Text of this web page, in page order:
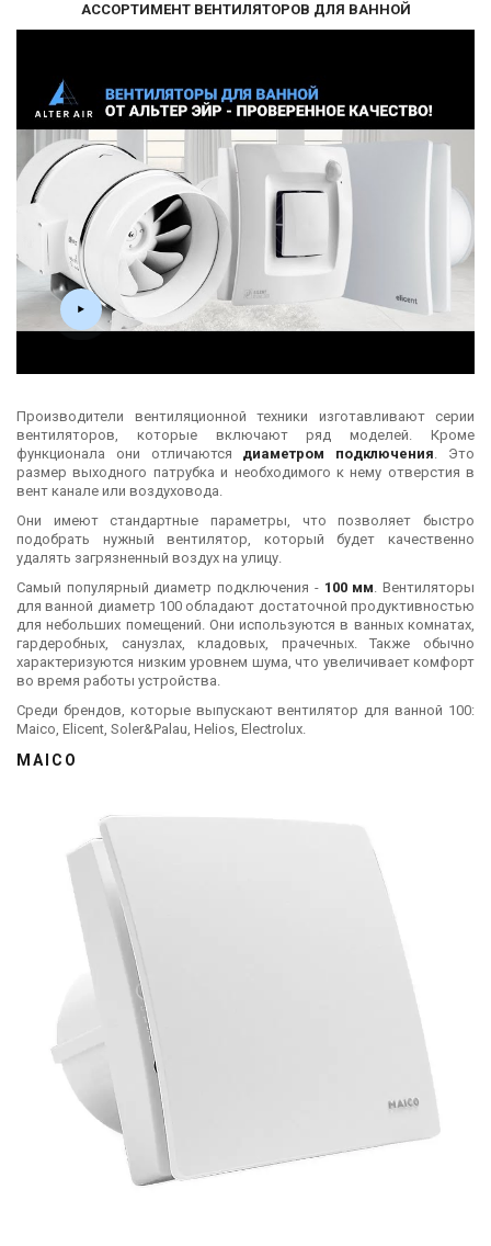
АССОРТИМЕНТ ВЕНТИЛЯТОРОВ ДЛЯ ВАННОЙ
Производители вентиляционной техники изготавливают серии
вентиляторов, которые включают ряд моделей. Кроме
функционала они отличаются диаметром подключения . Это
размер выходного патрубка и необходимого к нему отверстия в
вент канале или воздуховода.
Они имеют стандартные параметры, что позволяет быстро
подобрать нужный вентилятор, который будет качественно
удалять загрязненный воздух на улицу.
Самый популярный диаметр подключения - 100 мм . Вентиляторы
для ванной диаметр 100 обладают достаточной продуктивностью
для небольших помещений. Они используются в ванных комнатах,
гардеробных, санузлах, кладовых, прачечных. Также обычно
характеризуются низким уровнем шума, что увеличивает комфорт
во время работы устройства.
Среди брендов, которые выпускают вентилятор для ванной 100:
Maico, Elicent, Soler&Palau, Helios, Electrolux.
MAICO